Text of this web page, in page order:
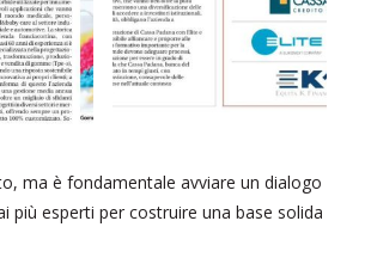
ma è fondamentale avviare un dialogo
più esperti per costruire una base solida